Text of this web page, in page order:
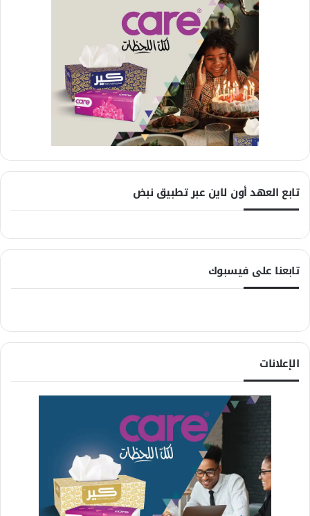
تابع العهد أون لاين عبر تطبيق نبض
تابعنا على فيسبوك
الإعلانات